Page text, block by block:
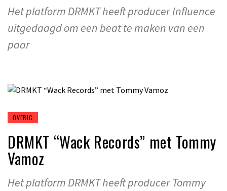
Het platform DRMKT heeft producer Influence
uitgedaagd om een beat te maken van een
paar
OVERIG
DRMKT “Wack Records” met Tommy
Vamoz
Het platform DRMKT heeft producer Tommy